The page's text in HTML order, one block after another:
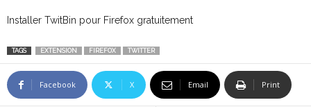
Installer TwitBin pour Firefox gratuitement
TAGS EXTENSION FIREFOX TWITTER
Facebook X Email Print